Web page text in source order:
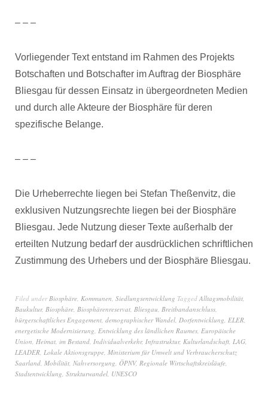
– – –
Vorliegender Text entstand im Rahmen des Projekts
Botschaften und Botschafter im Auftrag der Biosphäre
Bliesgau für dessen Einsatz in übergeordneten Medien
und durch alle Akteure der Biosphäre für deren
spezifische Belange.
– – –
Die Urheberrechte liegen bei Stefan Theßenvitz, die
exklusiven Nutzungsrechte liegen bei der Biosphäre
Bliesgau. Jede Nutzung dieser Texte außerhalb der
erteilten Nutzung bedarf der ausdrücklichen schriftlichen
Zustimmung des Urhebers und der Biosphäre Bliesgau.
Filed underBiosphäre, Kommunen, Siedlungsentwicklung Tagged Alltagsmobilität,
Baukultur, Biosphäre, Biosphärenreservat, Bliesgau, Breitbandanschluss,
bürgerschaftliches Engagement, demographischer Wandel, Dorfentwicklung, ELER,
energetische Modernisierung, Entwicklung des ländlichen Raumes, Europäische
Union, Heimat, im Bestand, Individualverkehr, Infrastruktur, Kulturlandschaft, LAG,
LEADER, Lokale Aktionsgruppe, Ministerium für Umwelt und Verbraucherschutz
Saarland, Mobilität, Nahversorgung, ÖPNV, Regionale Wirtschaftskreisläufe,
Stadtentwicklung, Strukturwandel, UNESCO